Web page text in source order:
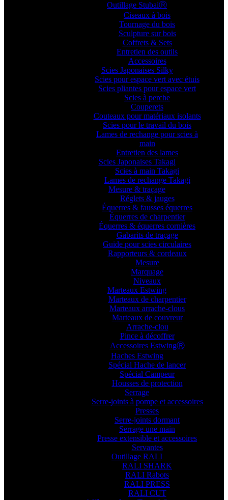
Outillage StubaiⓇ
Ciseaux à bois
Tournage du bois
Sculpture sur bois
Coffrets & Sets
Entretien des outils
Accessoires
Scies Japonaises Silky
Scies pour espace vert avec étuis
Scies pliantes pour espace vert
Scies à perche
Couperets
Couteaux pour matériaux isolants
Scies pour le travail du bois
Lames de rechange pour scies à
main
Entretien des lames
Scies Japonaises Takagi
Scies à main Takagi
Lames de rechange Takagi
Mesure & traçage
Réglets & jauges
Équerres & fausses équerres
Équerres de charpentier
Équerres & équerres cornières
Gabarits de traçage
Guide pour scies circulaires
Rapporteurs & cordeaux
Mesure
Marquage
Niveaux
Marteaux Estwing
Marteaux de charpentier
Marteaux arrache-clous
Marteaux de couvreur
Arrache-clou
Pince à décoffrer
Accessoires EstwingⓇ
Haches Estwing
Spécial Hache de lancer
Spécial Campeur
Housses de protection
Serrage
Serre-joints à pompe et accessoires
Presses
Serre-joints dormant
Serrage une main
Presse extensible et accessoires
Servantes
Outillage RALI
RALI SHARK
RALI Rabots
RALI PRESS
RALI CUT